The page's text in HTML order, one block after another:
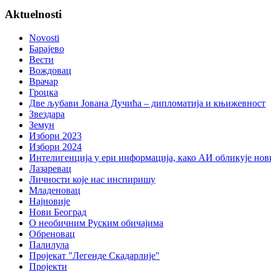
Aktuelnosti
Novosti
Барајево
Вести
Вождовац
Врачар
Гроцка
Две љубави Јована Дучића – дипломатија и књижевност
Звездара
Земун
Избори 2023
Избори 2024
Интелигенција у ери информација, како АИ обликује
Лазаревац
Личности које нас инспиришу
Младеновац
Најновије
Нови Београд
О необичним Руским обичајима
Обреновац
Палилула
Пројекат "Легенде Скадарлије"
Пројекти